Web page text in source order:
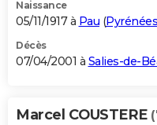
Naissance
05/11/1917 à Pau (
Décès
07/04/2001 à Salies-de-
Marcel COUSTERE